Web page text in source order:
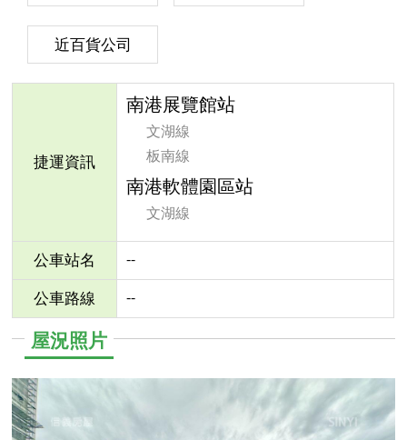
近百貨公司
捷運資訊
南港展覽館站
文湖線
板南線
南港軟體園區站
文湖線
公車站名 --
公車路線 --
屋況照片